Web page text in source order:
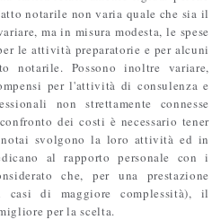
notarile non varia quale che sia il
ma in misura modesta, le spese
le attività preparatorie e per alcuni
notarile. Possono inoltre variare,
per l'attività di consulenza e
non strettamente connesse
dei costi è necessario tener
svolgono la loro attività ed in
al rapporto personale con i
che, per una prestazione
casi di maggiore complessità), il
per la scelta.